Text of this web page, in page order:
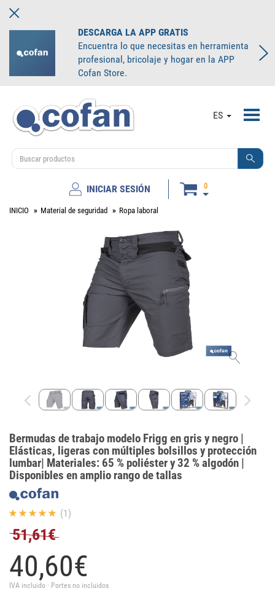
DESCARGA LA APP GRATIS
Encuentra lo que necesitas en herramienta
profesional, bricolaje y hogar en la APP
Cofan Store.
ES
INICIAR SESIÓN 0
INICIO Material de seguridad Ropa laboral
Bermudas de trabajo modelo Frigg en gris y negro |
Elásticas, ligeras con múltiples bolsillos y protección
lumbar| Materiales: 65 % poliéster y 32 % algodón |
Disponibles en amplio rango de tallas
(1)
51,61€
40,60€
IVA incluido · Portes no incluidos